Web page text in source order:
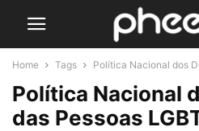
Home Tags Política Nacional dos
Política Nacional
das Pessoas